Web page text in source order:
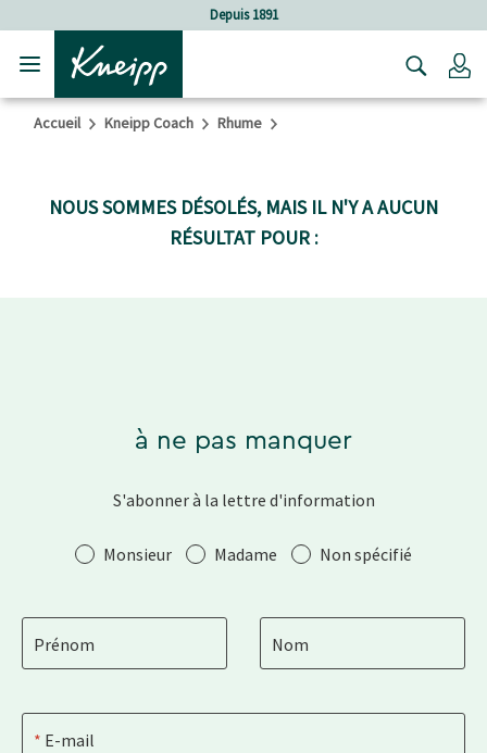
Sauter au contenu du pied de page
Depuis 1891
Accueil Kneipp Coach Rhume
NOUS SOMMES DÉSOLÉS, MAIS IL N'Y A AUCUN
RÉSULTAT POUR :
à ne pas manquer
S'abonner à la lettre d'information
SalutationMonsieur Madame Non spécifié
Prénom Nom
E-mail